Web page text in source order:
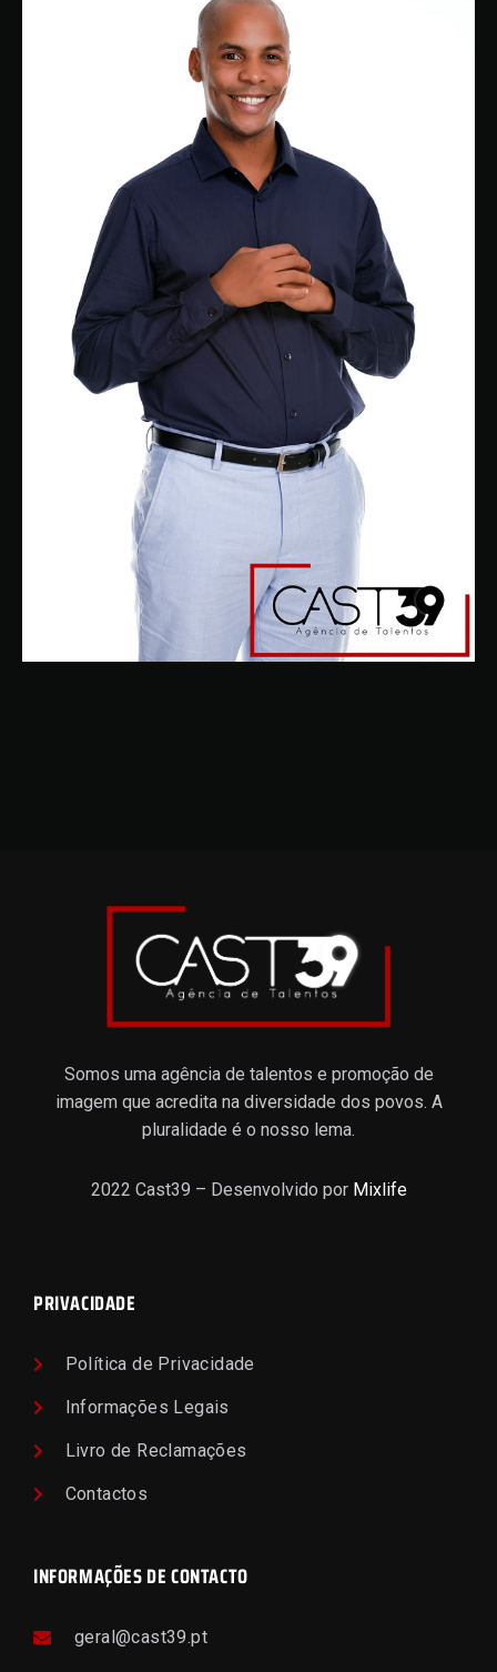
Somos uma agência de talentos e promoção de
imagem que acredita na diversidade dos povos. A
pluralidade é o nosso lema.
2022 Cast39 – Desenvolvido por Mixlife
PRIVACIDADE
Política de Privacidade
Informações Legais
Livro de Reclamações
Contactos
INFORMAÇÕES DE CONTACTO
geral@cast39.pt